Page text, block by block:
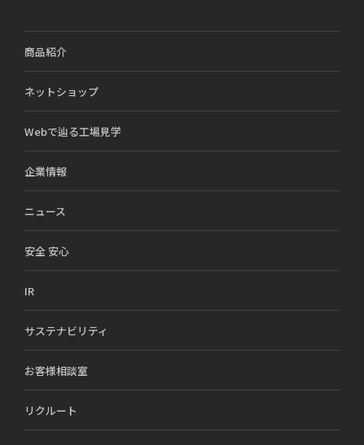
商品紹介
ネットショップ
Webで辿る工場見学
企業情報
ニュース
安全 安心
IR
サステナビリティ
お客様相談室
リクルート